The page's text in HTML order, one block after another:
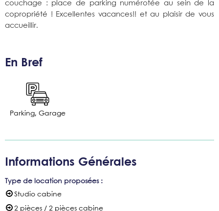
couchage : place de parking numérotée au sein de la
copropriété ! Excellentes vacances!! et au plaisir de vous
accueillir.
En Bref
Parking, Garage
Informations Générales
Type de location proposées :
Studio cabine
2 pièces / 2 pièces cabine